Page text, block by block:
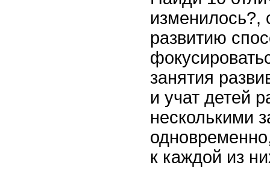
изменилось?,
развитию
занятия
и учат детей
несколькими
к каждой из